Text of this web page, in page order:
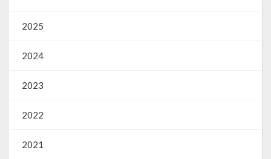
Processo Seletivo
Carta de Serviços
Repasses e Transferências
2025
2024
2023
2022
2021